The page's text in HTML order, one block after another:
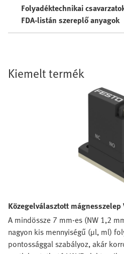
Folyadéktechnikai
FDA-listán szereplő anyagok
Kiemelt termék
Közegelválasztott mágnesszelep
A mindössze 7 mm-es (NW 1,2
nagyon kis mennyiségű (µl, ml)
pontossággal szabályoz, akár